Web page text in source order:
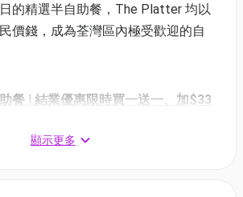
的精選半自助餐，The Platter 均以
價錢，成為荃灣區內極受歡迎的自
餐 | 結業優惠限時買一送一、加$33
起 至 3/5/2026
顯示更多